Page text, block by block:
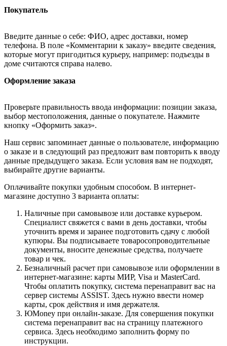
Покупатель
Введите данные о себе: ФИО, адрес доставки, номер
телефона. В поле «Комментарии к заказу» введите сведения,
которые могут пригодиться курьеру, например: подъезды в
доме считаются справа налево.
Оформление заказа
Проверьте правильность ввода информации: позиции заказа,
выбор местоположения, данные о покупателе. Нажмите
кнопку «Оформить заказ».
Наш сервис запоминает данные о пользователе, информацию
о заказе и в следующий раз предложит вам повторить к вводу
данные предыдущего заказа. Если условия вам не подходят,
выбирайте другие варианты.
Оплачивайте покупки удобным способом. В интернет-
магазине доступно 3 варианта оплаты:
Наличные при самовывозе или доставке курьером.
Специалист свяжется с вами в день доставки, чтобы
уточнить время и заранее подготовить сдачу с любой
купюры. Вы подписываете товаросопроводительные
документы, вносите денежные средства, получаете
товар и чек.
Безналичный расчет при самовывозе или оформлении в
интернет-магазине: карты МИР, Visa и MasterCard.
Чтобы оплатить покупку, система перенаправит вас на
сервер системы ASSIST. Здесь нужно ввести номер
карты, срок действия и имя держателя.
ЮMoney при онлайн-заказе. Для совершения покупки
система перенаправит вас на страницу платежного
сервиса. Здесь необходимо заполнить форму по
инструкции.